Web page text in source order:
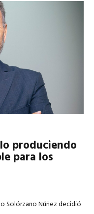
produciendo
para los
Solórzano Núñez decidió